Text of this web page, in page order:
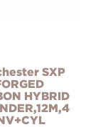
SXP
HYBRID